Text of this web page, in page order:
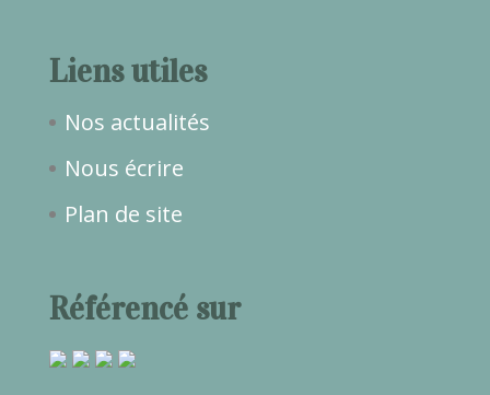
Liens utiles
Nos actualités
Nous écrire
Plan de site
Référencé sur